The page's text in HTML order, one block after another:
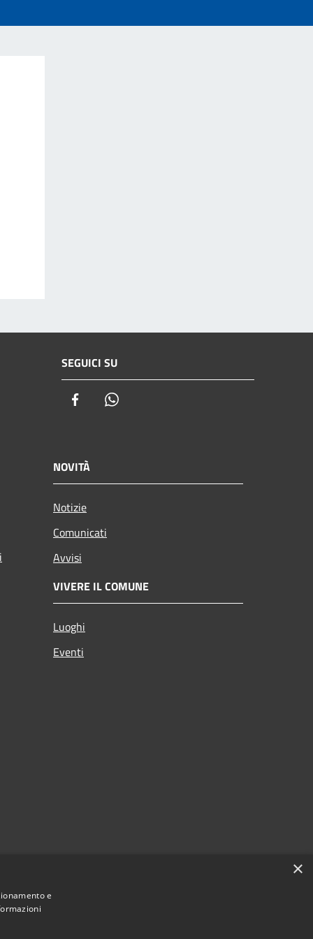
SEGUICI SU
Facebook
NOVITÀ
Notizie
Comunicati
Avvisi
VIVERE IL COMUNE
Luoghi
Eventi
×
e